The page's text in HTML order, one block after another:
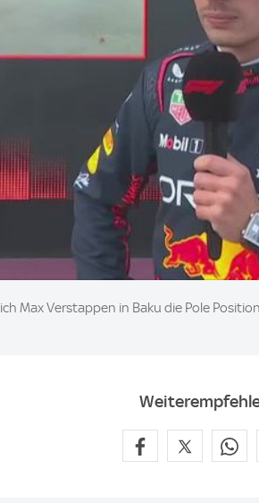
Max Verstappen in Baku die Pole